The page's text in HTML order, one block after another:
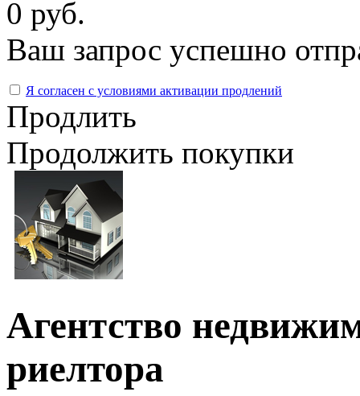
0 руб.
Ваш запрос успешно
Я согласен с условиями активации продлений
Продлить
Продолжить покупки
Агентство
риелтора